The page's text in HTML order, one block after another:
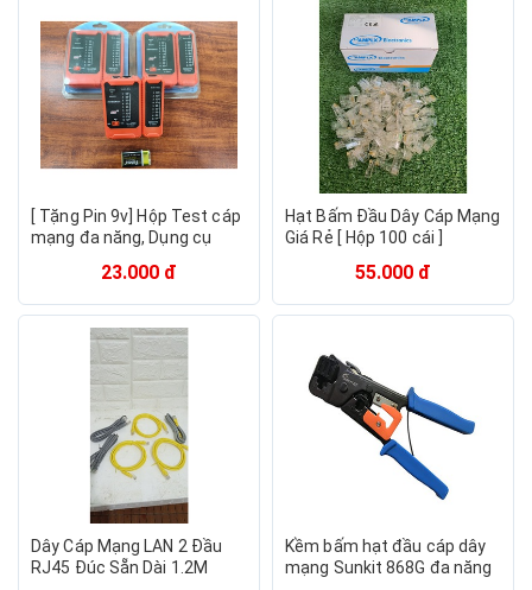
[ Tặng Pin 9v] Hộp Test cáp
mạng đa năng, Dụng cụ
cáp mạng RJ45, Test cáp
điện thoại RJ11
23.000 đ
Hạt Bấm Đầu Dây Cáp Mạng
Giá Rẻ [ Hộp 100 cái ]
55.000 đ
Dây Cáp Mạng LAN 2 Đầu
RJ45 Đúc Sẵn Dài 1.2M
Kềm bấm hạt đầu cáp dây
mạng Sunkit 868G đa năng